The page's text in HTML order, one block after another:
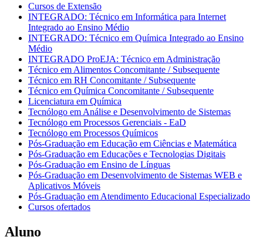
Cursos de Extensão
INTEGRADO: Técnico em Informática para Internet
Integrado ao Ensino Médio
INTEGRADO: Técnico em Química Integrado ao Ensino
Médio
INTEGRADO ProEJA: Técnico em Administração
Técnico em Alimentos Concomitante / Subsequente
Técnico em RH Concomitante / Subsequente
Técnico em Química Concomitante / Subsequente
Licenciatura em Química
Tecnólogo em Análise e Desenvolvimento de Sistemas
Tecnólogo em Processos Gerenciais - EaD
Tecnólogo em Processos Químicos
Pós-Graduação em Educação em Ciências e Matemática
Pós-Graduação em Educações e Tecnologias Digitais
Pós-Graduação em Ensino de Línguas
Pós-Graduação em Desenvolvimento de Sistemas WEB e
Aplicativos Móveis
Pós-Graduação em Atendimento Educacional Especializado
Cursos ofertados
Aluno